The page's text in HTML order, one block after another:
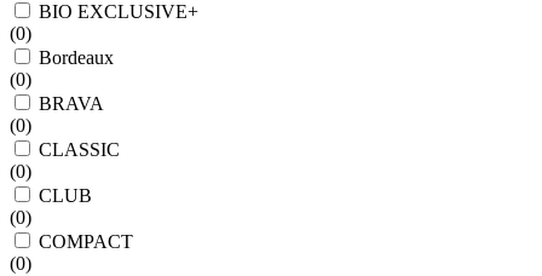
BIO EXCLUSIVE+
(0)
Bordeaux
(0)
BRAVA
(0)
CLASSIC
(0)
CLUB
(0)
COMPACT
(0)